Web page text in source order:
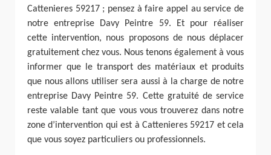
Cattenieres 59217 ; pensez à faire appel au service de
notre entreprise Davy Peintre 59. Et pour réaliser
cette intervention, nous proposons de nous déplacer
gratuitement chez vous. Nous tenons également à vous
informer que le transport des matériaux et produits
que nous allons utiliser sera aussi à la charge de notre
entreprise Davy Peintre 59. Cette gratuité de service
reste valable tant que vous vous trouverez dans notre
zone d’intervention qui est à Cattenieres 59217 et cela
que vous soyez particuliers ou professionnels.